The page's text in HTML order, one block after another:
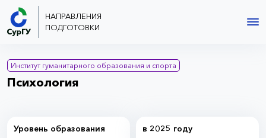
НАПРАВЛЕНИЯ
ПОДГОТОВКИ
Институт гуманитарного образования и спорта
Психология
Уровень образования
в 2025 году